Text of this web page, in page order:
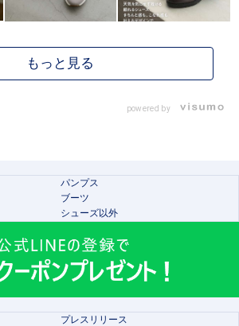
powered by
パンプス
ブーツ
シューズ以外
プレスリリース